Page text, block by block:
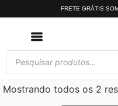
FRETE GRÁTIS
Mostrando todos os 2